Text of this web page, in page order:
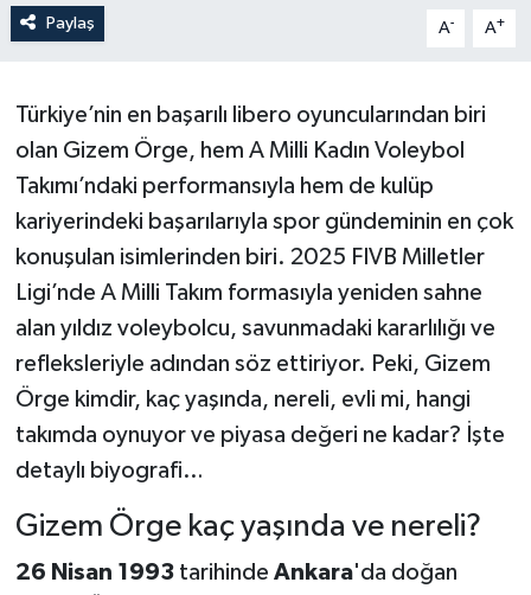
Paylaş A- A+
Türkiye’nin en başarılı libero oyuncularından biri
olan Gizem Örge, hem A Milli Kadın Voleybol
Takımı’ndaki performansıyla hem de kulüp
kariyerindeki başarılarıyla spor gündeminin en çok
konuşulan isimlerinden biri. 2025 FIVB Milletler
Ligi’nde A Milli Takım formasıyla yeniden sahne
alan yıldız voleybolcu, savunmadaki kararlılığı ve
refleksleriyle adından söz ettiriyor. Peki, Gizem
Örge kimdir, kaç yaşında, nereli, evli mi, hangi
takımda oynuyor ve piyasa değeri ne kadar? İşte
detaylı biyografi…
Gizem Örge kaç yaşında ve nereli?
26 Nisan 1993tarihinde Ankara'da doğan